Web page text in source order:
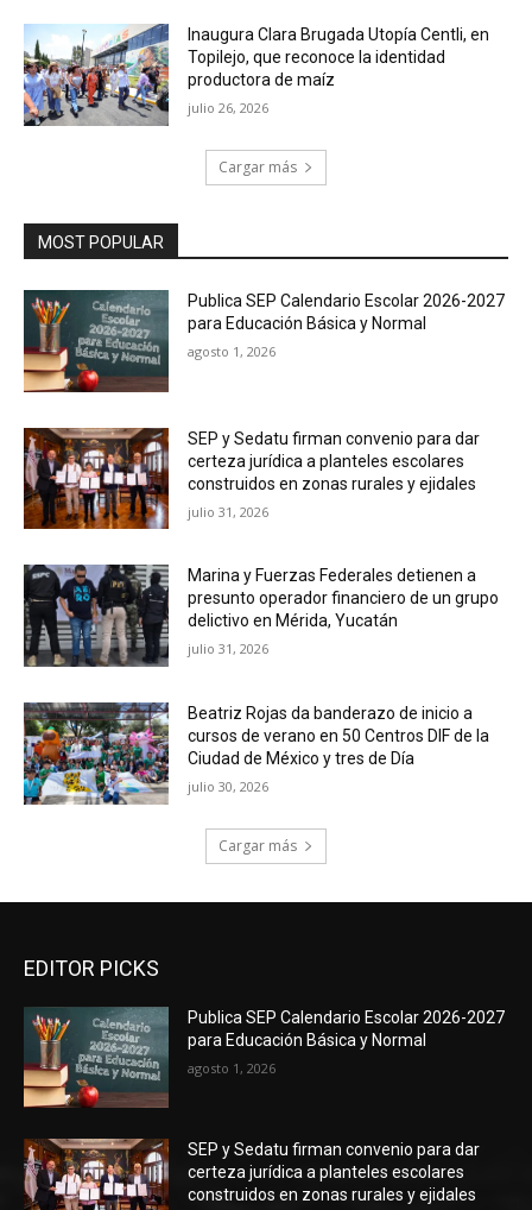
Inaugura Clara Brugada Utopía Centli, en
Topilejo, que reconoce la identidad
productora de maíz
julio 26, 2026
Cargar más
MOST POPULAR
Publica SEP Calendario Escolar 2026-2027
para Educación Básica y Normal
agosto 1, 2026
SEP y Sedatu firman convenio para dar
certeza jurídica a planteles escolares
construidos en zonas rurales y ejidales
julio 31, 2026
Marina y Fuerzas Federales detienen a
presunto operador financiero de un grupo
delictivo en Mérida, Yucatán
julio 31, 2026
Beatriz Rojas da banderazo de inicio a
cursos de verano en 50 Centros DIF de la
Ciudad de México y tres de Día
julio 30, 2026
Cargar más
EDITOR PICKS
Publica SEP Calendario Escolar 2026-2027
para Educación Básica y Normal
agosto 1, 2026
SEP y Sedatu firman convenio para dar
certeza jurídica a planteles escolares
construidos en zonas rurales y ejidales